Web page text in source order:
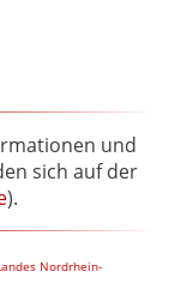
und
sich auf der
).
Nordrhein-